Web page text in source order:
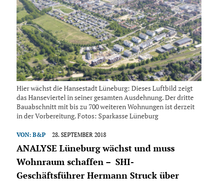
Hier wächst die Hansestadt Lüneburg: Dieses Luftbild zeigt
das Hanseviertel in seiner gesamten Ausdehnung. Der dritte
Bauabschnitt mit bis zu 700 weiteren Wohnungen ist derzeit
in der Vorbereitung. Fotos: Sparkasse Lüneburg
VON: B&P 28. SEPTEMBER 2018
ANALYSE Lüneburg wächst und muss
Wohnraum schaffen – SHI-
Geschäftsführer Hermann Struck über